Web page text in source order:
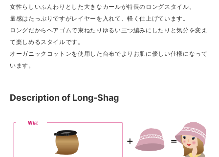
女性らしいふんわりとした大きなカールが特長のロングスタイル。
量感はたっぷりですがレイヤーを入れて、軽く仕上げています。
ロングだからヘアゴムで束ねたりゆるい三つ編みにしたりと気分を変え
て楽しめるスタイルです。
オーガニックコットンを使用した台布でよりお肌に優しい仕様になって
います。
Description of Long-Shag